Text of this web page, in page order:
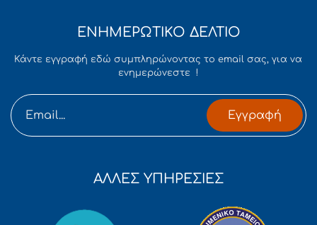
ΕΝΗΜΕΡΩΤΙΚΟ ΔΕΛΤΙΟ
Κάντε εγγραφή εδώ συμπληρώνοντας το email σας, για να
ενημερώνεστε !
Εγγραφή
ΑΛΛΕΣ ΥΠΗΡΕΣΙΕΣ